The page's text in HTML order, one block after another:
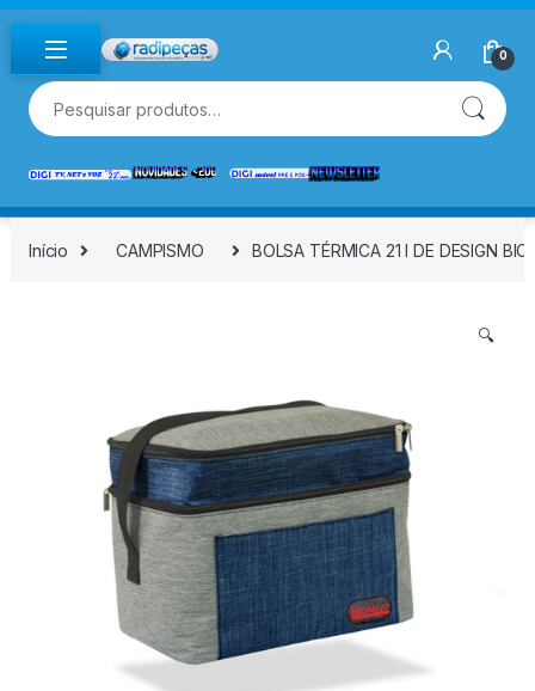
Skip to navigation
Skip to content
0
Pesquisar por:
Início CAMPISMO BOLSA TÉRMICA 21 l DE DESIGN
🔍